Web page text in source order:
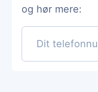
og hør mere: